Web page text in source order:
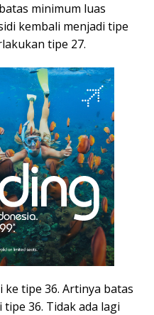
minimum luas
kembali menjadi tipe
tipe 27.
tipe 36. Artinya batas
36. Tidak ada lagi